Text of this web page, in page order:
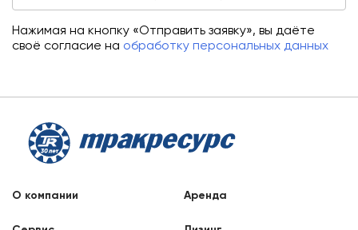
Нажимая на кнопку «Отправить заявку», вы даёте
своё согласие на обработку персональных данных
О компании Аренда